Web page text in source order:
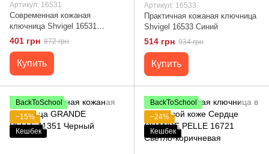
Артикул: 16531
Современная кожаная
ключница Shvigel 16531
Зеленый
401 грн 872 грн
Купить
Артикул: 16533
Практичная кожаная ключница
Shvigel 16533 Синий
514 грн 934 грн
Купить
BackToSchool
−15%
Кешбек
BackToSchool
−24%
Кешбек